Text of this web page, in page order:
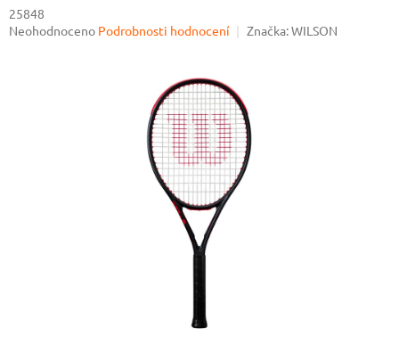
25848
Průměrné
Neohodnoceno Podrobnosti hodnocení Značka:WILSON